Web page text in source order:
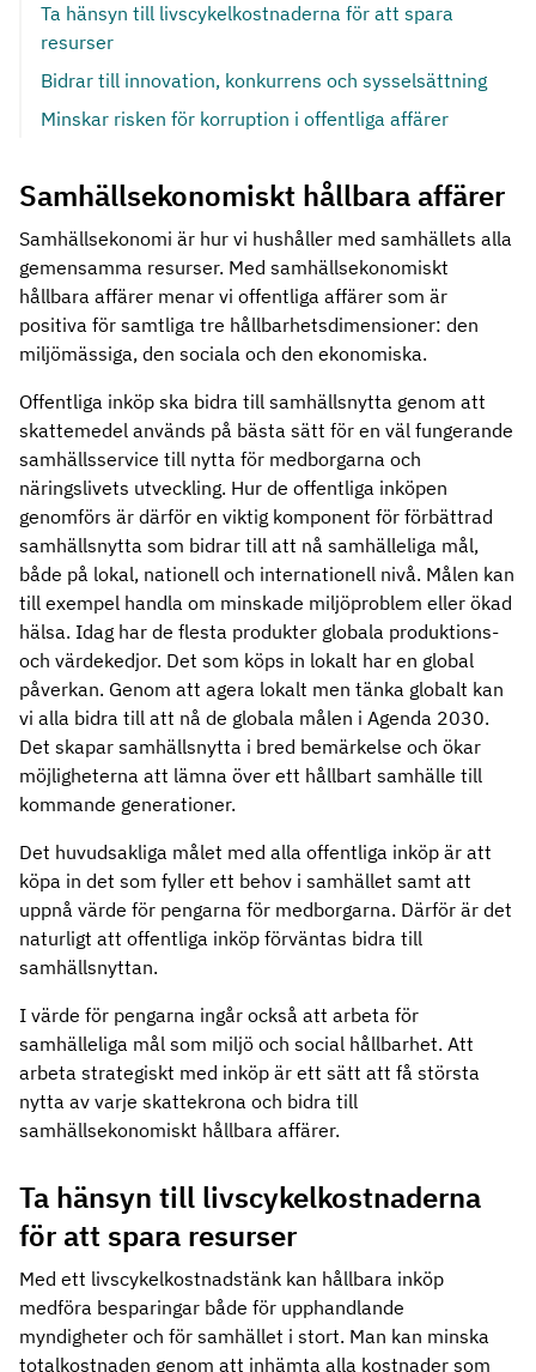
Ta hänsyn till livscykelkostnaderna för att spara
resurser
Bidrar till innovation, konkurrens och sysselsättning
Minskar risken för korruption i offentliga affärer
Samhällsekonomiskt hållbara affärer
Samhällsekonomi är hur vi hushåller med samhällets alla
gemensamma resurser. Med samhällsekonomiskt
hållbara affärer menar vi offentliga affärer som är
positiva för samtliga tre hållbarhetsdimensioner: den
miljömässiga, den sociala och den ekonomiska.
Offentliga inköp ska bidra till samhällsnytta genom att
skattemedel används på bästa sätt för en väl fungerande
samhällsservice till nytta för medborgarna och
näringslivets utveckling. Hur de offentliga inköpen
genomförs är därför en viktig komponent för förbättrad
samhällsnytta som bidrar till att nå samhälleliga mål,
både på lokal, nationell och internationell nivå. Målen kan
till exempel handla om minskade miljöproblem eller ökad
hälsa. Idag har de flesta produkter globala produktions-
och värdekedjor. Det som köps in lokalt har en global
påverkan. Genom att agera lokalt men tänka globalt kan
vi alla bidra till att nå de globala målen i Agenda 2030.
Det skapar samhällsnytta i bred bemärkelse och ökar
möjligheterna att lämna över ett hållbart samhälle till
kommande generationer.
Det huvudsakliga målet med alla offentliga inköp är att
köpa in det som fyller ett behov i samhället samt att
uppnå värde för pengarna för medborgarna. Därför är det
naturligt att offentliga inköp förväntas bidra till
samhällsnyttan.
I värde för pengarna ingår också att arbeta för
samhälleliga mål som miljö och social hållbarhet. Att
arbeta strategiskt med inköp är ett sätt att få största
nytta av varje skattekrona och bidra till
samhällsekonomiskt hållbara affärer.
Ta hänsyn till livscykelkostnaderna
för att spara resurser
Med ett livscykelkostnadstänk kan hållbara inköp
medföra besparingar både för upphandlande
myndigheter och för samhället i stort. Man kan minska
totalkostnaden genom att inhämta alla kostnader som